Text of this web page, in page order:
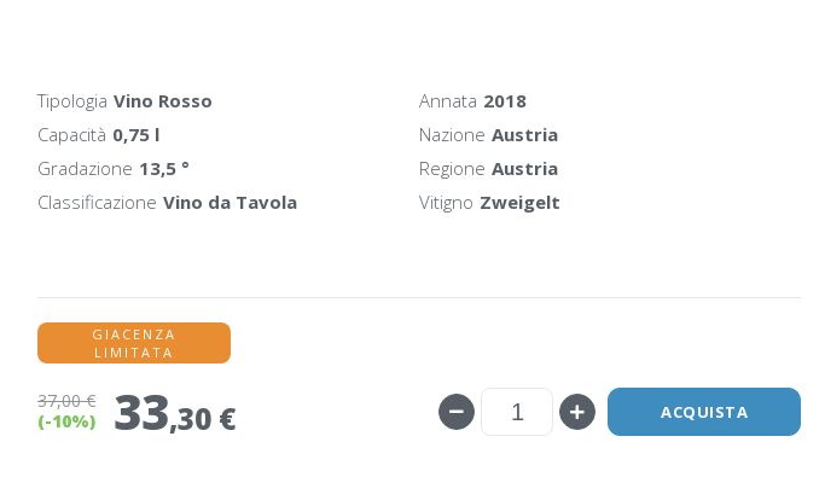
Tipologia Vino Rosso Annata 2018
Capacità 0,75 l Nazione Austria
Gradazione 13,5 ° Regione Austria
Classificazione Vino da Tavola Vitigno Zweigelt
GIACENZA
LIMITATA
37,00 €
(-10%)
33,30 € ACQUISTA